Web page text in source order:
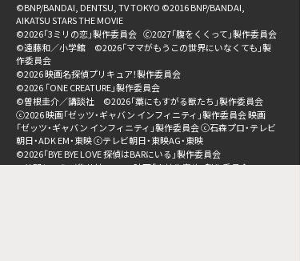
©BNP/BANDAI, DENTSU, TV TOKYO ©2016 BNP/BANDAI,
AIKATSU STARS THE MOVIE
©2026「3ミリの恋」製作委員会 🄫2027「腹をくくって」製作委員会
©遠藤和／小学館 ©2026「ママがもうこの世界にいなくても」製
作委員会
©2026 映画名探偵プリキュア！製作委員会
©︎2026 「ONE CREATURE」製作委員会
©曽根圭介／講談社 ©2026「藁にもすがる獣たち」製作委員会
ⓒ2026 映画「ゼッツ・ギャバン インフィニティ」製作委員会 映画
「ゼッツ・ギャバン インフィニティ」製作委員会 ⓒ石森プロ・テレビ
朝日・ADK EM・東映 ⓒテレビ朝日・東映AG・東映
©2026「BYE BYE LOVE 探偵はBARにいる」製作委員会
©仲間りょう／集英社 ©2026 映画「高校生家族」製作委員会